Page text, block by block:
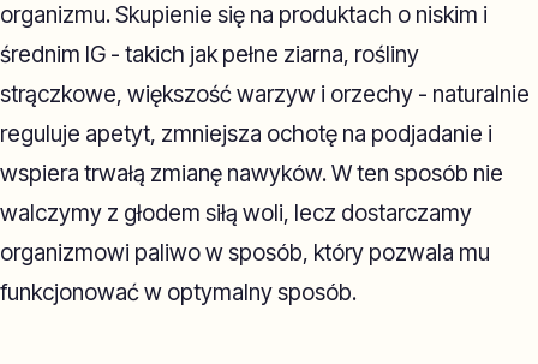
organizmu. Skupienie się na produktach o niskim i
średnim IG - takich jak pełne ziarna, rośliny
strączkowe, większość warzyw i orzechy - naturalnie
reguluje apetyt, zmniejsza ochotę na podjadanie i
wspiera trwałą zmianę nawyków. W ten sposób nie
walczymy z głodem siłą woli, lecz dostarczamy
organizmowi paliwo w sposób, który pozwala mu
funkcjonować w optymalny sposób.